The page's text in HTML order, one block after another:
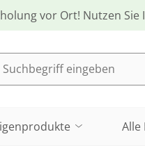
vor Ort! Nutzen
Alle